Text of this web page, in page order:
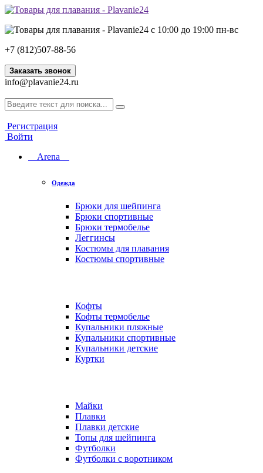
с 10:00 до 19:00 пн-вс
+7 (812)507-88-56
Заказать звонок
info@plavanie24.ru
Регистрация
Войти
Arena
Одежда
Брюки для шейпинга
Брюки спортивные
Брюки термобелье
Леггинсы
Костюмы для плавания
Костюмы спортивные
Кофты
Кофты термобелье
Купальники пляжные
Купальники спортивные
Купальники детские
Куртки
Майки
Плавки
Плавки детские
Топы для шейпинга
Футболки
Футболки с воротником